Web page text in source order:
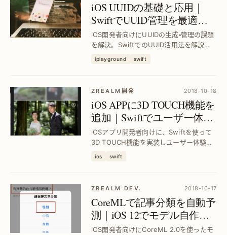
iOS UUIDの基礎と応用｜
SwiftでUUID管理を最適化
する方法
iOS開発者向けにUUIDの生成・管理の課題
を解決。SwiftでのUUID活用法を解説
向上を実現します。
iplayground swift
ZREALM開発 2018-10-18
iOS APPに3D TOUCH機能を
追加｜Swiftでユーザー体験
を向上させる方法
iOSアプリ開発者向けに、Swiftを使って
3D TOUCH機能を実装しユーザー体験を
ios swift
ZREALM DEV. 2018-10-17
CoreMLで記事分類を自動予
測｜iOS 12でモデル自作＆
活用法を徹底解説
iOS開発者向けにCoreML 2.0を使ったモ